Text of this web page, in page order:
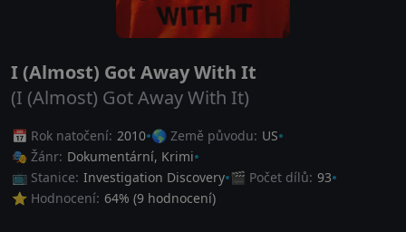
I (Almost) Got Away With It
(I (Almost) Got Away With It)
📅 Rok natočení: 2010 🌎 Země původu: US
🎭 Žánr: Dokumentární, Krimi
📺 Stanice: Investigation Discovery 🎬 Počet dílů: 93
⭐ Hodnocení: 64% (9 hodnocení)